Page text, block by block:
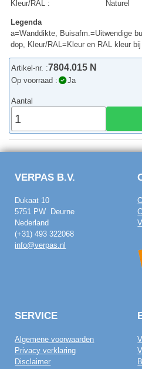
Kleur/RAL :
Naturel
Legenda
a=Wanddikte, Buisafm.=Uitwendige
dop, Kleur/RAL=Kleur en RAL kleur
Artikel-nr. :7804.015 N
Op voorraad : Ja
Aantal
VERPAS B.V.
Dukaat 10
5751 PW Deurne
Nederland
(+31) 493 322068
info@verpas.nl
SERVICE
Algemene voorwaarden
Privacy verklaring
Disclaimer